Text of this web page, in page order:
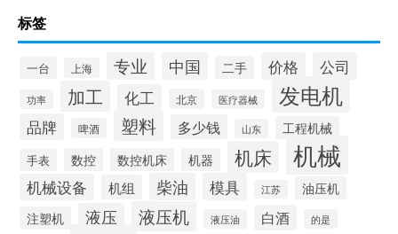
标签
一台 上海 专业 中国 二手 价格 公司
功率 加工 化工 北京 医疗器械 发电机
品牌 啤酒 塑料 多少钱 山东 工程机械
手表 数控 数控机床 机器 机床 机械
机械设备 机组 柴油 模具 江苏
油压机
注塑机
液压 液压机 液压油 白酒 的是